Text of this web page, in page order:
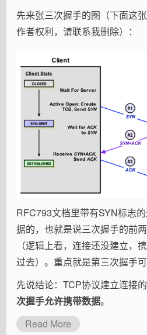
先来张三次握手的图（下面这
作者权利，请联系我删除）：
RFC793文档里带有SYN标志
据的，也就是说三次握手的前
（逻辑上看，连接还没建立，
过去）。重点就是第三次握手
先说结论：TCP协议建立连接
次握手允许携带数据。
Read More